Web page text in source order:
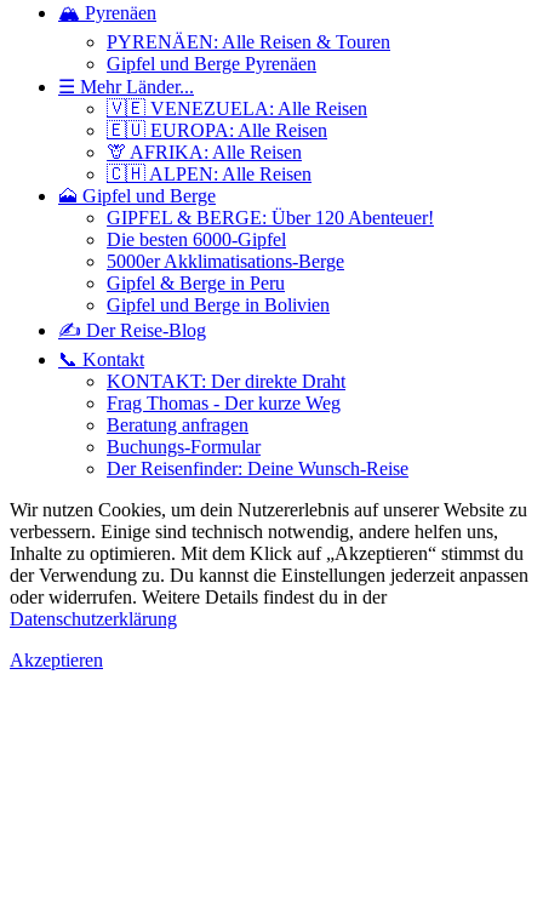
🏔️ Pyrenäen
PYRENÄEN: Alle Reisen & Touren
Gipfel und Berge Pyrenäen
☰ Mehr Länder...
🇻🇪 VENEZUELA: Alle Reisen
🇪🇺 EUROPA: Alle Reisen
🦒 AFRIKA: Alle Reisen
🇨🇭 ALPEN: Alle Reisen
🗻 Gipfel und Berge
GIPFEL & BERGE: Über 120 Abenteuer!
Die besten 6000-Gipfel
5000er Akklimatisations-Berge
Gipfel & Berge in Peru
Gipfel und Berge in Bolivien
✍️ Der Reise-Blog
📞 Kontakt
KONTAKT: Der direkte Draht
Frag Thomas - Der kurze Weg
Beratung anfragen
Buchungs-Formular
Der Reisenfinder: Deine Wunsch-Reise
Wir nutzen Cookies, um dein Nutzererlebnis auf unserer Website zu
verbessern. Einige sind technisch notwendig, andere helfen uns,
Inhalte zu optimieren. Mit dem Klick auf „Akzeptieren“ stimmst du
der Verwendung zu. Du kannst die Einstellungen jederzeit anpassen
oder widerrufen. Weitere Details findest du in der
Datenschutzerklärung
Akzeptieren